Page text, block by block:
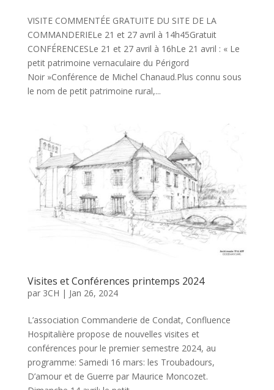
VISITE COMMENTÉE GRATUITE DU SITE DE LA
COMMANDERIELe 21 et 27 avril à 14h45Gratuit
CONFÉRENCESLe 21 et 27 avril à 16hLe 21 avril : « Le
petit patrimoine vernaculaire du Périgord
Noir »Conférence de Michel Chanaud.Plus connu sous
le nom de petit patrimoine rural,...
Visites et Conférences printemps 2024
par 3CH | Jan 26, 2024
L’association Commanderie de Condat, Confluence
Hospitalière propose de nouvelles visites et
conférences pour le premier semestre 2024, au
programme: Samedi 16 mars: les Troubadours,
D’amour et de Guerre par Maurice Moncozet.